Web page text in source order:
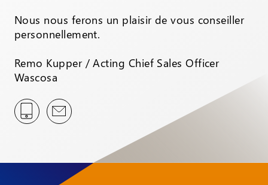
Nous nous ferons un plaisir de vous conseiller
personnellement.
Remo Kupper / Acting Chief Sales Officer
Wascosa